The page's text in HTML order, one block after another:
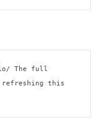
The full
this